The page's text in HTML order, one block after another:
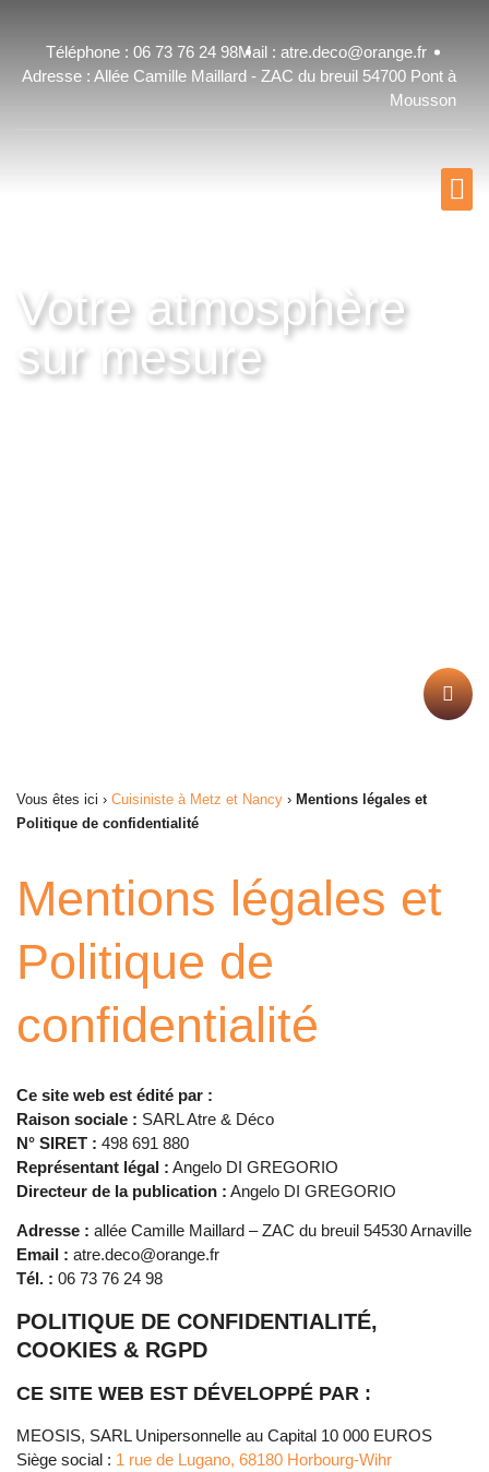
Téléphone : 06 73 76 24 98Mail : atre.deco@orange.fr
Adresse : Allée Camille Maillard - ZAC du breuil 54700 Pont à
Mousson
Votre atmosphère
sur mesure
Vous êtes ici › Cuisiniste à Metz et Nancy › Mentions légales et
Politique de confidentialité
Mentions légales et
Politique de
confidentialité
Ce site web est édité par :
Raison sociale : SARL Atre & Déco
N° SIRET : 498 691 880
Représentant légal : Angelo DI GREGORIO
Directeur de la publication : Angelo DI GREGORIO
Adresse : allée Camille Maillard – ZAC du breuil 54530 Arnaville
Email : atre.deco@orange.fr
Tél. : 06 73 76 24 98
POLITIQUE DE CONFIDENTIALITÉ,
COOKIES & RGPD
CE SITE WEB EST DÉVELOPPÉ PAR :
MEOSIS, SARL Unipersonnelle au Capital 10 000 EUROS
Siège social : 1 rue de Lugano, 68180 Horbourg-Wihr